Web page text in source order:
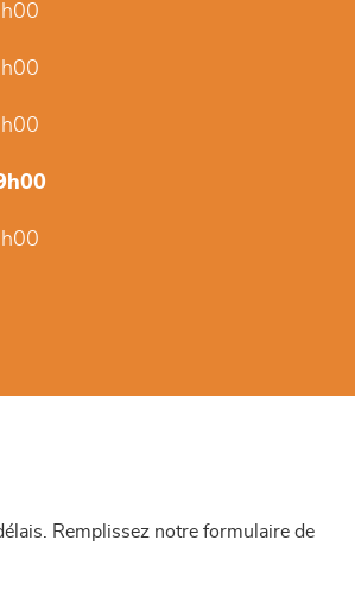
Remplissez notre formulaire de